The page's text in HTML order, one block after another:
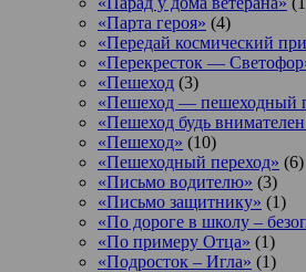
«Парта героя» (4)
«Передай космический
«Перекресток —
«Пешеход (3)
«Пешеход — пешеходный
«Пешеход будь
«Пешеход» (10)
«Пешеходный переход» (6)
«Письмо водителю» (3)
«Письмо защитнику» (1)
«По дороге в школу –
«По примеру Отца» (1)
«Подросток ‒ Игла» (1)